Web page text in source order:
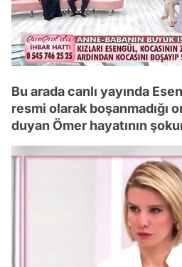
Bu arada canlı yayında
resmi olarak boşanmadığı
duyan Ömer hayatının